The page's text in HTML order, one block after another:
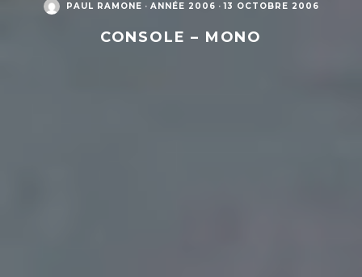
PAUL RAMONE · ANNÉE 2006 · 13 OCTOBRE 2006
CONSOLE – MONO